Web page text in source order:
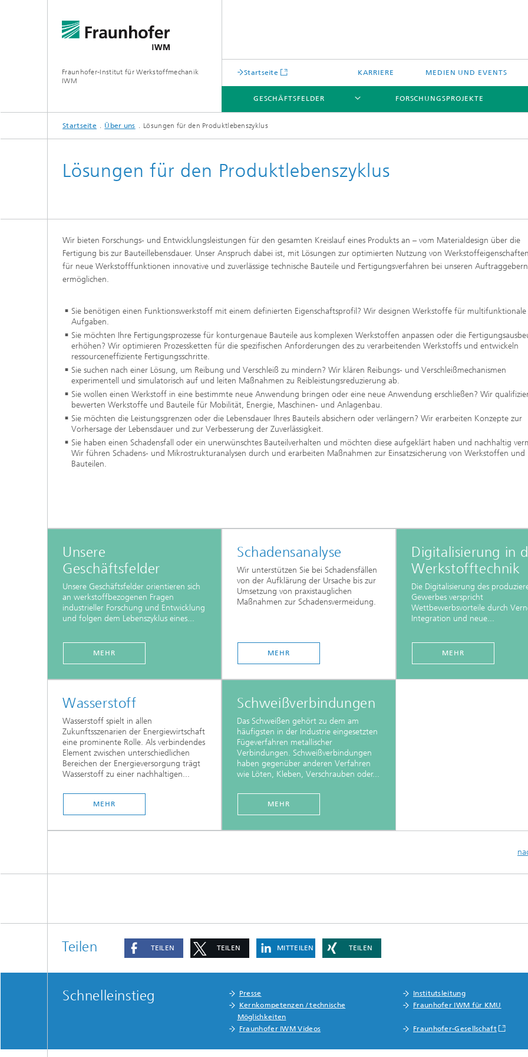
Fraunhofer-Institut für Werkstoffmechanik
IWM
Startseite KARRIERE MEDIEN UND EVENTS
GESCHÄFTSFELDER
GESCHÄFTSFELDER
Pulvertechnologie und
Umformprozesse
Glasformgebung und -bearbeitung
Softwarelösungen in der
Materialinformatik
Tribologische Bauteilprüfung und
Tribologische und funktionale
Schichtsysteme
Verbundwerkstoffe
Meso- und Mikromechanik
FORSCHUNGSPROJEKTE
ZUSAMMENARBEIT
ÜBER UNS
Das Netzwerk des Fraunhofer
Startseite Über uns Lösungen für den Produktlebenszyklus
Lösungen für den Produktlebenszyklus
Wir bieten Forschungs- und Entwicklungsleistungen für den gesamten Kreislauf eines Produkts an – vom Materialdesign über die
Fertigung bis zur Bauteillebensdauer. Unser Anspruch dabei ist, mit Lösungen zur optimierten Nutzung von
für neue Werkstofffunktionen innovative und zuverlässige technische Bauteile und Fertigungsverfahren bei unseren
ermöglichen.
Sie benötigen einen Funktionswerkstoff mit einem definierten Eigenschaftsprofil? Wir designen Werkstoffe für multifunktionale
Aufgaben.
Sie möchten Ihre Fertigungsprozesse für konturgenaue Bauteile aus komplexen Werkstoffen anpassen oder die
erhöhen? Wir optimieren Prozessketten für die spezifischen Anforderungen des zu verarbeitenden Werkstoffs und entwickeln
ressourceneffiziente Fertigungsschritte.
Sie suchen nach einer Lösung, um Reibung und Verschleiß zu mindern? Wir klären Reibungs- und Verschleißmechanismen
experimentell und simulatorisch auf und leiten Maßnahmen zu Reibleistungsreduzierung ab.
Sie wollen einen Werkstoff in eine bestimmte neue Anwendung bringen oder eine neue Anwendung erschließen? Wir
bewerten Werkstoffe und Bauteile für Mobilität, Energie, Maschinen- und Anlagenbau.
Sie möchten die Leistungsgrenzen oder die Lebensdauer Ihres Bauteils absichern oder verlängern? Wir erarbeiten Konzepte zur
Vorhersage der Lebensdauer und zur Verbesserung der Zuverlässigkeit.
Sie haben einen Schadensfall oder ein unerwünschtes Bauteilverhalten und möchten diese aufgeklärt haben und nachhaltig
Wir führen Schadens- und Mikrostrukturanalysen durch und erarbeiten Maßnahmen zur Einsatzsicherung von Werkstoffen und
Bauteilen.
Unsere
Geschäftsfelder
Unsere Geschäftsfelder orientieren sich
an werkstoffbezogenen Fragen
industrieller Forschung und Entwicklung
und folgen dem Lebenszyklus eines...
MEHR
Schadensanalyse
Wir unterstützen Sie bei Schadensfällen
von der Aufklärung der Ursache bis zur
Umsetzung von praxistauglichen
Maßnahmen zur Schadensvermeidung.
MEHR
Digitalisierung in
Werkstofftechnik
Die Digitalisierung des
Gewerbes verspricht
Wettbewerbsvorteile durch
Integration und neue...
MEHR
Wasserstoff
Wasserstoff spielt in allen
Zukunftsszenarien der Energiewirtschaft
eine prominente Rolle. Als verbindendes
Element zwischen unterschiedlichen
Bereichen der Energieversorgung trägt
Wasserstoff zu einer nachhaltigen...
MEHR
Schweißverbindungen
Das Schweißen gehört zu dem am
häufigsten in der Industrie eingesetzten
Fügeverfahren metallischer
Verbindungen. Schweißverbindungen
haben gegenüber anderen Verfahren
wie Löten, Kleben, Verschrauben oder...
MEHR
Teilen TEILEN TEILEN MITTEILEN TEILEN
Schnelleinstieg Presse Institutsleitung
Kernkompetenzen / technische
Möglichkeiten
Fraunhofer IWM für KMU
Fraunhofer IWM Videos Fraunhofer-Gesellschaft